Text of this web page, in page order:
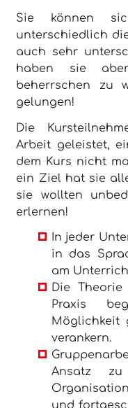
Sie können
unterschiedlich
auch sehr
haben sie
beherrschen zu
gelungen!
Die
Arbeit geleistet,
dem Kurs nicht
ein Ziel hat sie
sie wollten
erlernen!
In jeder
in das
am
Die
Praxis
Möglichkeit
verankern.
Ansatz zu